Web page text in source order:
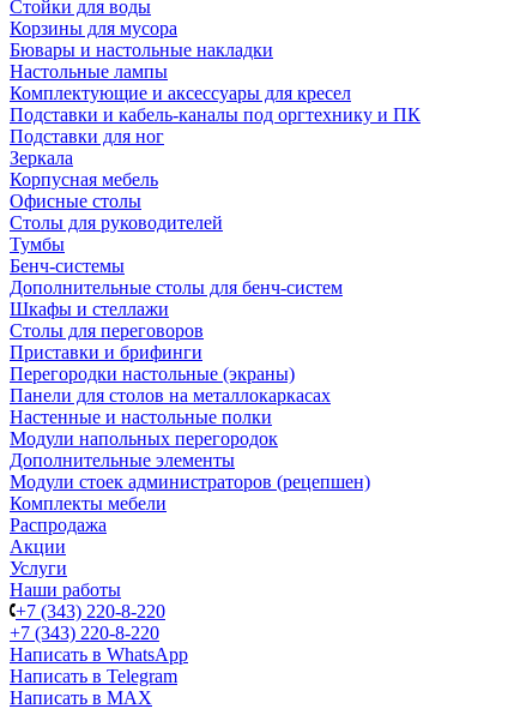
Стойки для воды
Корзины для мусора
Бювары и настольные накладки
Настольные лампы
Комплектующие и аксессуары для кресел
Подставки и кабель-каналы под оргтехнику и ПК
Подставки для ног
Зеркала
Корпусная мебель
Офисные столы
Столы для руководителей
Тумбы
Бенч-системы
Дополнительные столы для бенч-систем
Шкафы и стеллажи
Столы для переговоров
Приставки и брифинги
Перегородки настольные (экраны)
Панели для столов на металлокаркасах
Настенные и настольные полки
Модули напольных перегородок
Дополнительные элементы
Модули стоек администраторов (рецепшен)
Комплекты мебели
Распродажа
Акции
Услуги
Наши работы
+7 (343) 220-8-220
+7 (343) 220-8-220
Написать в WhatsApp
Написать в Telegram
Написать в MAX